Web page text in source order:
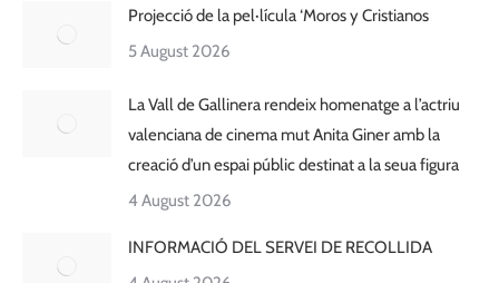
Projecció de la pel·lícula ‘Moros y Cristianos
5 August 2026
La Vall de Gallinera rendeix homenatge a l’actriu
valenciana de cinema mut Anita Giner amb la
creació d’un espai públic destinat a la seua figura
4 August 2026
INFORMACIÓ DEL SERVEI DE RECOLLIDA